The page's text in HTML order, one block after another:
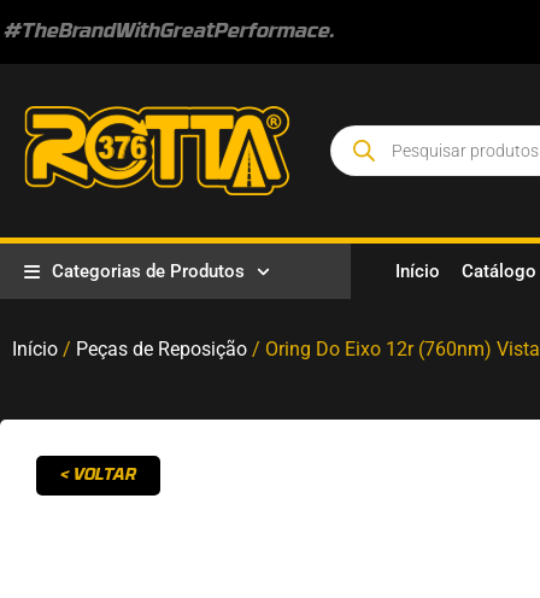
#TheBrandWithGreatPerformace.
Categorias de Produtos Início Catálogo
Início / Peças de Reposição / Oring Do Eixo 12r (760nm)
< VOLTAR